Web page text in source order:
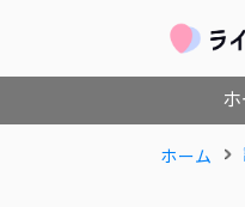
ホーム